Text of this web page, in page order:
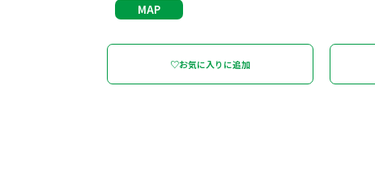
MAP
♡お気に入りに追加